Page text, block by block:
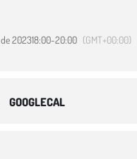
202318:00-20:00 (GMT+00:00)
GOOGLECAL